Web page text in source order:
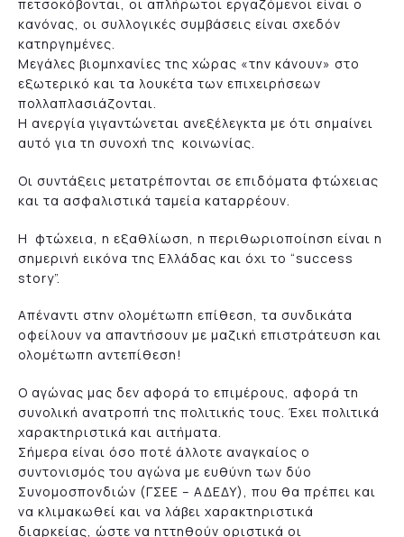
πετσοκόβονται, οι απλήρωτοι εργαζόμενοι είναι ο
κανόνας, οι συλλογικές συμβάσεις είναι σχεδόν
κατηργημένες.
Μεγάλες βιομηχανίες της χώρας «την κάνουν» στο
εξωτερικό και τα λουκέτα των επιχειρήσεων
πολλαπλασιάζονται.
Η ανεργία γιγαντώνεται ανεξέλεγκτα με ότι σημαίνει
αυτό για τη συνοχή της κοινωνίας.
Οι συντάξεις μετατρέπονται σε επιδόματα φτώχειας
και τα ασφαλιστικά ταμεία καταρρέουν.
Η φτώχεια, η εξαθλίωση, η περιθωριοποίηση είναι η
σημερινή εικόνα της Ελλάδας και όχι το “success
story”.
Απέναντι στην ολομέτωπη επίθεση, τα συνδικάτα
οφείλουν να απαντήσουν με μαζική επιστράτευση και
ολομέτωπη αντεπίθεση!
Ο αγώνας μας δεν αφορά το επιμέρους, αφορά τη
συνολική ανατροπή της πολιτικής τους. Έχει πολιτικά
χαρακτηριστικά και αιτήματα.
Σήμερα είναι όσο ποτέ άλλοτε αναγκαίος ο
συντονισμός του αγώνα με ευθύνη των δύο
Συνομοσπονδιών (ΓΣΕΕ – ΑΔΕΔΥ), που θα πρέπει και
να κλιμακωθεί και να λάβει χαρακτηριστικά
διαρκείας, ώστε να ηττηθούν οριστικά οι